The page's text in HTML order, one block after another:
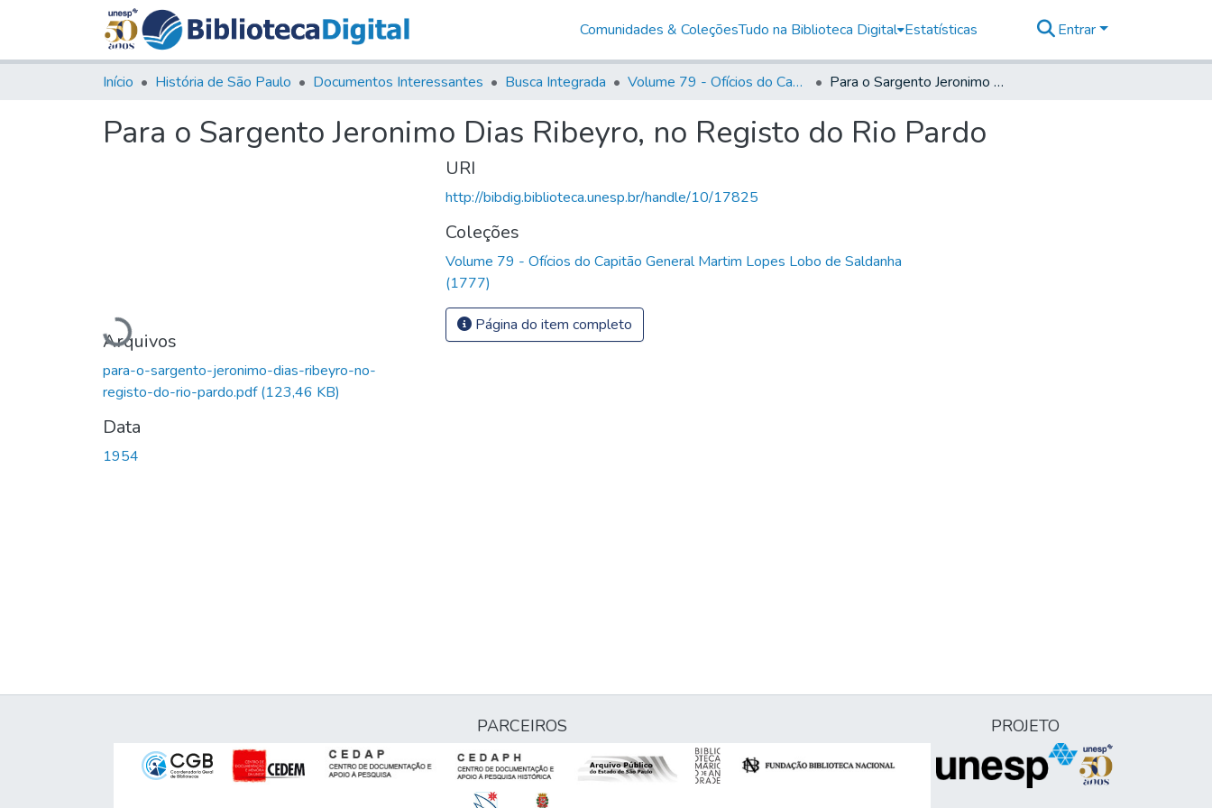
Comunidades & ColeçõesTudo na Biblioteca Digital Estatísticas Entrar
Início História de São Paulo Documentos Interessantes Busca Integrada Volume 79 - Ofícios do Capitão General Martim Lopes Lobo de Saldanha (1777) Para o Sargento Jeronimo Dias Ribeyro, no Registo do Rio Pardo
Para o Sargento Jeronimo Dias Ribeyro, no Registo do Rio Pardo
Carregando...
Arquivos
para-o-sargento-jeronimo-dias-ribeyro-no-
registo-do-rio-pardo.pdf(123,46 KB)
Data
1954
URI
http://bibdig.biblioteca.unesp.br/handle/10/17825
Coleções
Volume 79 - Ofícios do Capitão General Martim Lopes Lobo de Saldanha
(1777)
Página do item completo
PARCEIROS PROJETO